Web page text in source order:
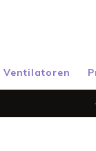
Ventilatoren